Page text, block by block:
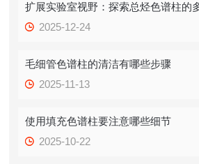
扩展实验室视野：探索总烃色谱柱的
2025-12-24
毛细管色谱柱的清洁有哪些步骤
2025-11-13
使用填充色谱柱要注意哪些细节
2025-10-22